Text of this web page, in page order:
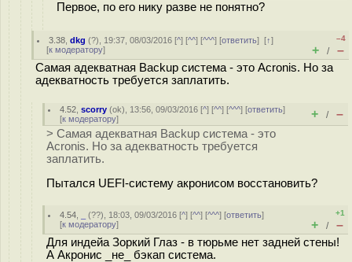
Первое, по его нику разве не понятно?
3.38 ,dkg (?), 19:37, 08/03/2016 [^] [^^] [^^^] [ответить][↑]
[к модератору]
–4
+ / –
Самая адекватная Backup система - это Acronis. Но за
адекватность требуется заплатить.
4.52 ,scorry (ok), 13:56, 09/03/2016 [^] [^^] [^^^] [ответить]
[к модератору] + / –
> Самая адекватная Backup система - это
Acronis. Но за адекватность требуется
заплатить.
Пытался UEFI-систему акронисом восстановить?
4.54 (??), 18:03, 09/03/2016 [^] [^^] [^^^] [ответить]
[к модератору]
+1
+ / –
Для индейа Зоркий Глаз - в тюрьме нет задней стены!
А Акронис _не_ бэкап система.